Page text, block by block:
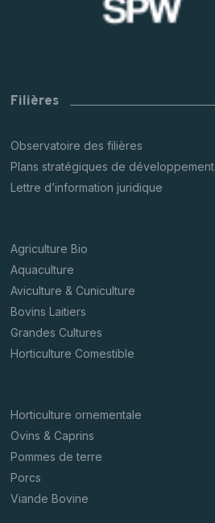
Filières
Observatoire des filières
Plans stratégiques de développement
Lettre d’information juridique
Agriculture Bio
Aquaculture
Aviculture & Cuniculture
Bovins Laitiers
Grandes Cultures
Horticulture Comestible
Horticulture ornementale
Ovins & Caprins
Pommes de terre
Porcs
Viande Bovine